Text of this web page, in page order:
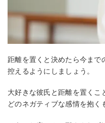
距離を置くと決めたら今まで
控えるようにしましょう。
大好きな彼氏と距離を置くこ
どのネガティブな感情を抱く